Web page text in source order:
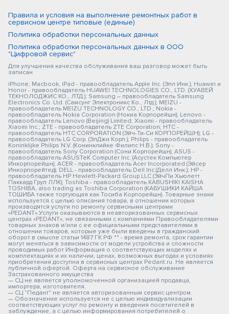
Правила и условия на выполнение ремонтных работ в
сервисном центре типовые (единые)
Политика обработки персональных данных
Политика обработки персональных данных в ООО
"Цифровой сервис"
Для улучшения качества обслуживания ваш разговор может быть
записан
iPhone, Macbook, iPad - правообладатель Apple Inc. (Эпл Инк.); Huawei и
Honor - правообладатель HUAWEI TECHNOLOGIES CO., LTD. (ХУАВЕЙ
ТЕКНОЛОДЖИС КО., ЛТД.); Samsung – правообладатель Samsung
Electronics Co. Ltd. (Самсунг Электроникс Ко., Лтд.); MEIZU -
правообладатель MEIZU TECHNOLOGY CO., LTD.; Nokia -
правообладатель Nokia Corporation (Нокиа Корпорейшн); Lenovo -
правообладатель Lenovo (Beijing) Limited; Xiaomi - правообладатель
Xiaomi Inc.; ZTE - правообладатель ZTE Corporation; HTC -
правообладатель HTC CORPORATION (Эйч-Ти-Си КОРПОРЕЙШН); LG -
правообладатель LG Corp. (ЭлДжи Корп.); Philips - правообладатель
Koninklijke Philips N.V. (Конинклийке Филипс Н.В.); Sony -
правообладатель Sony Corporation (Сони Корпорейшн); ASUS -
правообладатель ASUSTeK Computer Inc. (Асустек Компьютер
Инкорпорейшн); ACER - правообладатель Acer Incorporated (Эйсер
Инкорпорейтед); DELL - правообладатель Dell Inc.(Делл Инк.); HP -
правообладатель HP Hewlett-Packard Group LLC (ЭйчПи Хьюлетт
Паккард Груп ЛЛК); Toshiba - правообладатель KABUSHIKI KAISHA
TOSHIBA, also trading as Toshiba Corporation (КАБУШИКИ КАЙША
ТОШИБА также торгующая как Тосиба Корпорейшн). Товарные знаки
используется с целью описания товара, в отношении которых
производятся услуги по ремонту сервисными центрами
«PEDANT».Услуги оказываются в неавторизованных сервисных
центрах «PEDANT», не связанными с компаниями Правообладателями
товарных знаков и/или с ее официальными представителями в
отношении товаров, которые уже были введены в гражданский
оборот в смысле статьи 1487 ГК РФ ** - время ремонта, срок гарантии
могут меняться в зависимости от модели устройства и сложности
проводимых работ Информация о соответствующих моделях и
комплектациях и их наличии, ценах, возможных выгодах и условиях
приобретения доступна в сервисных центрах Pedant.ru. Не является
публичной офертой. Оферта на сервисное обслуживание
Застрахованного имущества
— СЦ не является уполномоченной организацией продавца,
импортера, изготовителя.
— СЦ "Педант" не является авторизованным сервис центром.
— Обозначение используется не с целью индивидуализации
соответствующих услуг по ремонту и введения посетителей в
заблуждение, а с целью информирования потребителей о